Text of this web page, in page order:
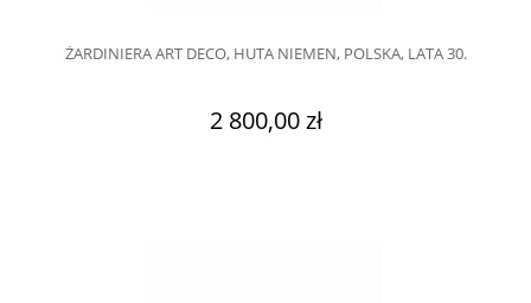
ŻARDINIERA ART DECO, HUTA NIEMEN, POLSKA, LATA 30.
2 800,00 zł